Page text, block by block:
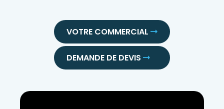
VOTRE COMMERCIAL
DEMANDE DE DEVIS